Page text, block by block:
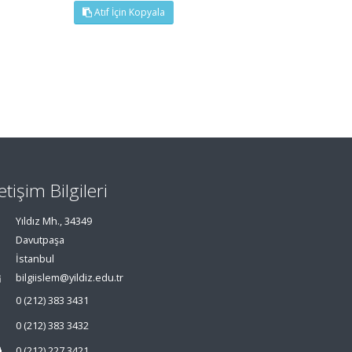
Atıf İçin Kopyala
Bilgileri
Yıldız Mh., 34349
Davutpaşa
İstanbul
bilgiislem@yildiz.edu.tr
0 (212) 383 3431
0 (212) 383 3432